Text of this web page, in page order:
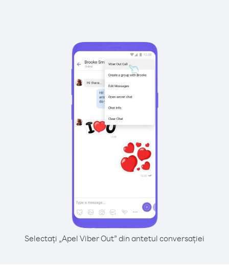
Selectați „Apel Viber Out” din antetul conversației